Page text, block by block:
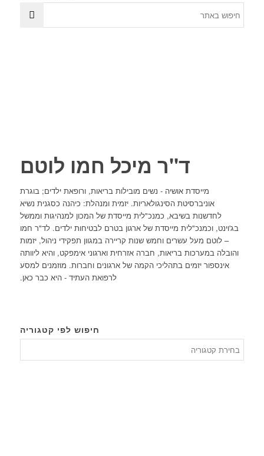
ד"ר מיכל חמו לוטם
מייסדת אושיה - נשים מובילות בריאות, ורופאת ילדים; בוגרת
אוניברסיטת הסינגולאריות. יזמית ומנהלת: כיהנה כסגנית נשיא
לחדשנות בשיבא, כמנכ"לית מייסדת של המכון למנהיגות וממשל
בג'וינט, וכמנכ"לית מייסדת של ארגון בטרם לבטיחות ילדים. לד"ר חמו
– לוטם מעל עשרים וחמש שנות קריירה במגוון תפקידי ניהול, יזמות
והובלה במערכות בריאות, חברה אזרחית וארגוני אימפקט, והיא ליוותה
אינספור יזמים בתהליכי הקמה של ארגונים וחברות. מוזמנים למסע
לרפואת העתיד - היא כבר כאן.
חיפוש לפי קטגוריה